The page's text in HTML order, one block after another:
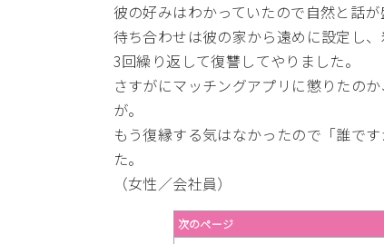
彼の好みはわかっていたので自然と話
待ち合わせは彼の家から遠めに設定し
3回繰り返して復讐してやりました。
さすがにマッチングアプリに懲りたの
が。
もう復縁する気はなかったので「誰で
た。
（女性／会社員）
次のページ